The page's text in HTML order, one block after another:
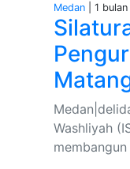
Medan | 1
Washliyah